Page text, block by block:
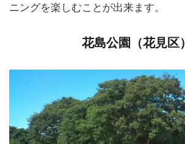
ニングを楽しむことが出来ます。
花島公園（花見区）